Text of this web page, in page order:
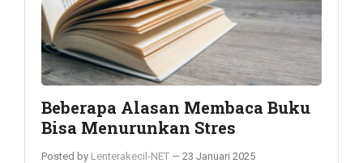
Beberapa Alasan Membaca Buku
Bisa Menurunkan Stres
Posted by Lenterakecil-NET — 23 Januari 2025